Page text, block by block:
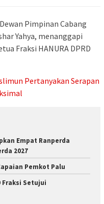
Dewan Pimpinan Cabang
Yahya, menanggapi
Fraksi HANURA DPRD
Pertanyakan Serapan
Empat Ranperda
2027
Pemkot Palu
Fraksi Setujui